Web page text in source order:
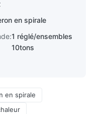
en spirale
1 réglé/ensembles
10tons
en spirale